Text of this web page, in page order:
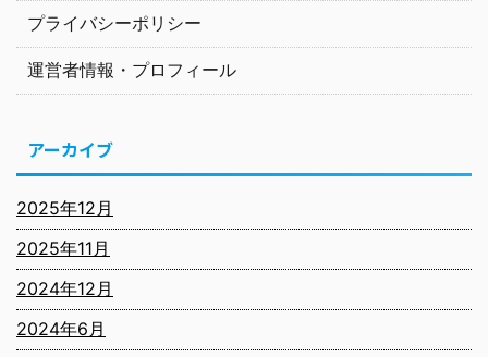
プライバシーポリシー
運営者情報・プロフィール
アーカイブ
2025年12月
2025年11月
2024年12月
2024年6月